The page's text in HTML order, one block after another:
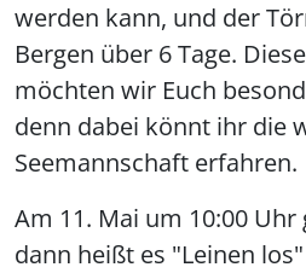
werden kann, und der
Bergen über 6 Tage.
möchten wir Euch
denn dabei könnt ihr die
Seemannschaft erfahren.
Am 11. Mai um 10:00 Uhr
dann heißt es "Leinen